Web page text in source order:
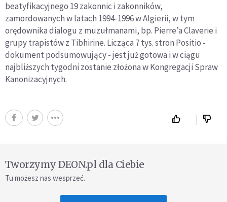
beatyfikacyjnego 19 zakonnic i zakonników,
zamordowanych w latach 1994-1996 w Algierii, w tym
orędownika dialogu z muzułmanami, bp. Pierre’a Claverie i
grupy trapistów z Tibhirine. Licząca 7 tys. stron Positio -
dokument podsumowujący - jest już gotowa i w ciągu
najbliższych tygodni zostanie złożona w Kongregacji Spraw
Kanonizacyjnych.
Tworzymy DEON.pl dla Ciebie
Tu możesz nas wesprzeć.